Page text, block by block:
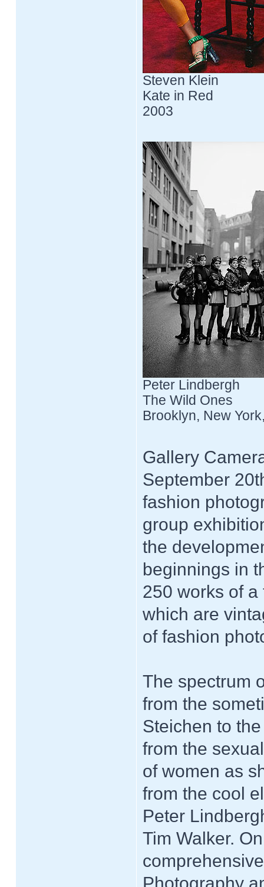
Steven Klein
Kate in Red
2003
Peter Lindbergh
The Wild Ones
Brooklyn, New
Gallery
September
fashion
group
the
beginnings in
250 works of
which are
of fashion
The spectrum
from the
Steichen to
from the
of women as
from the cool
Peter
Tim Walker.